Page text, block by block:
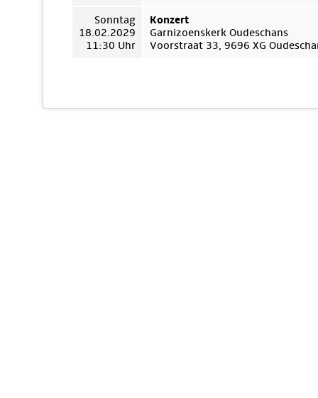
Sonntag
18.02.2029
11:30 Uhr
Konzert
Garnizoenskerk Oudeschans
Voorstraat 33, 9696 XG